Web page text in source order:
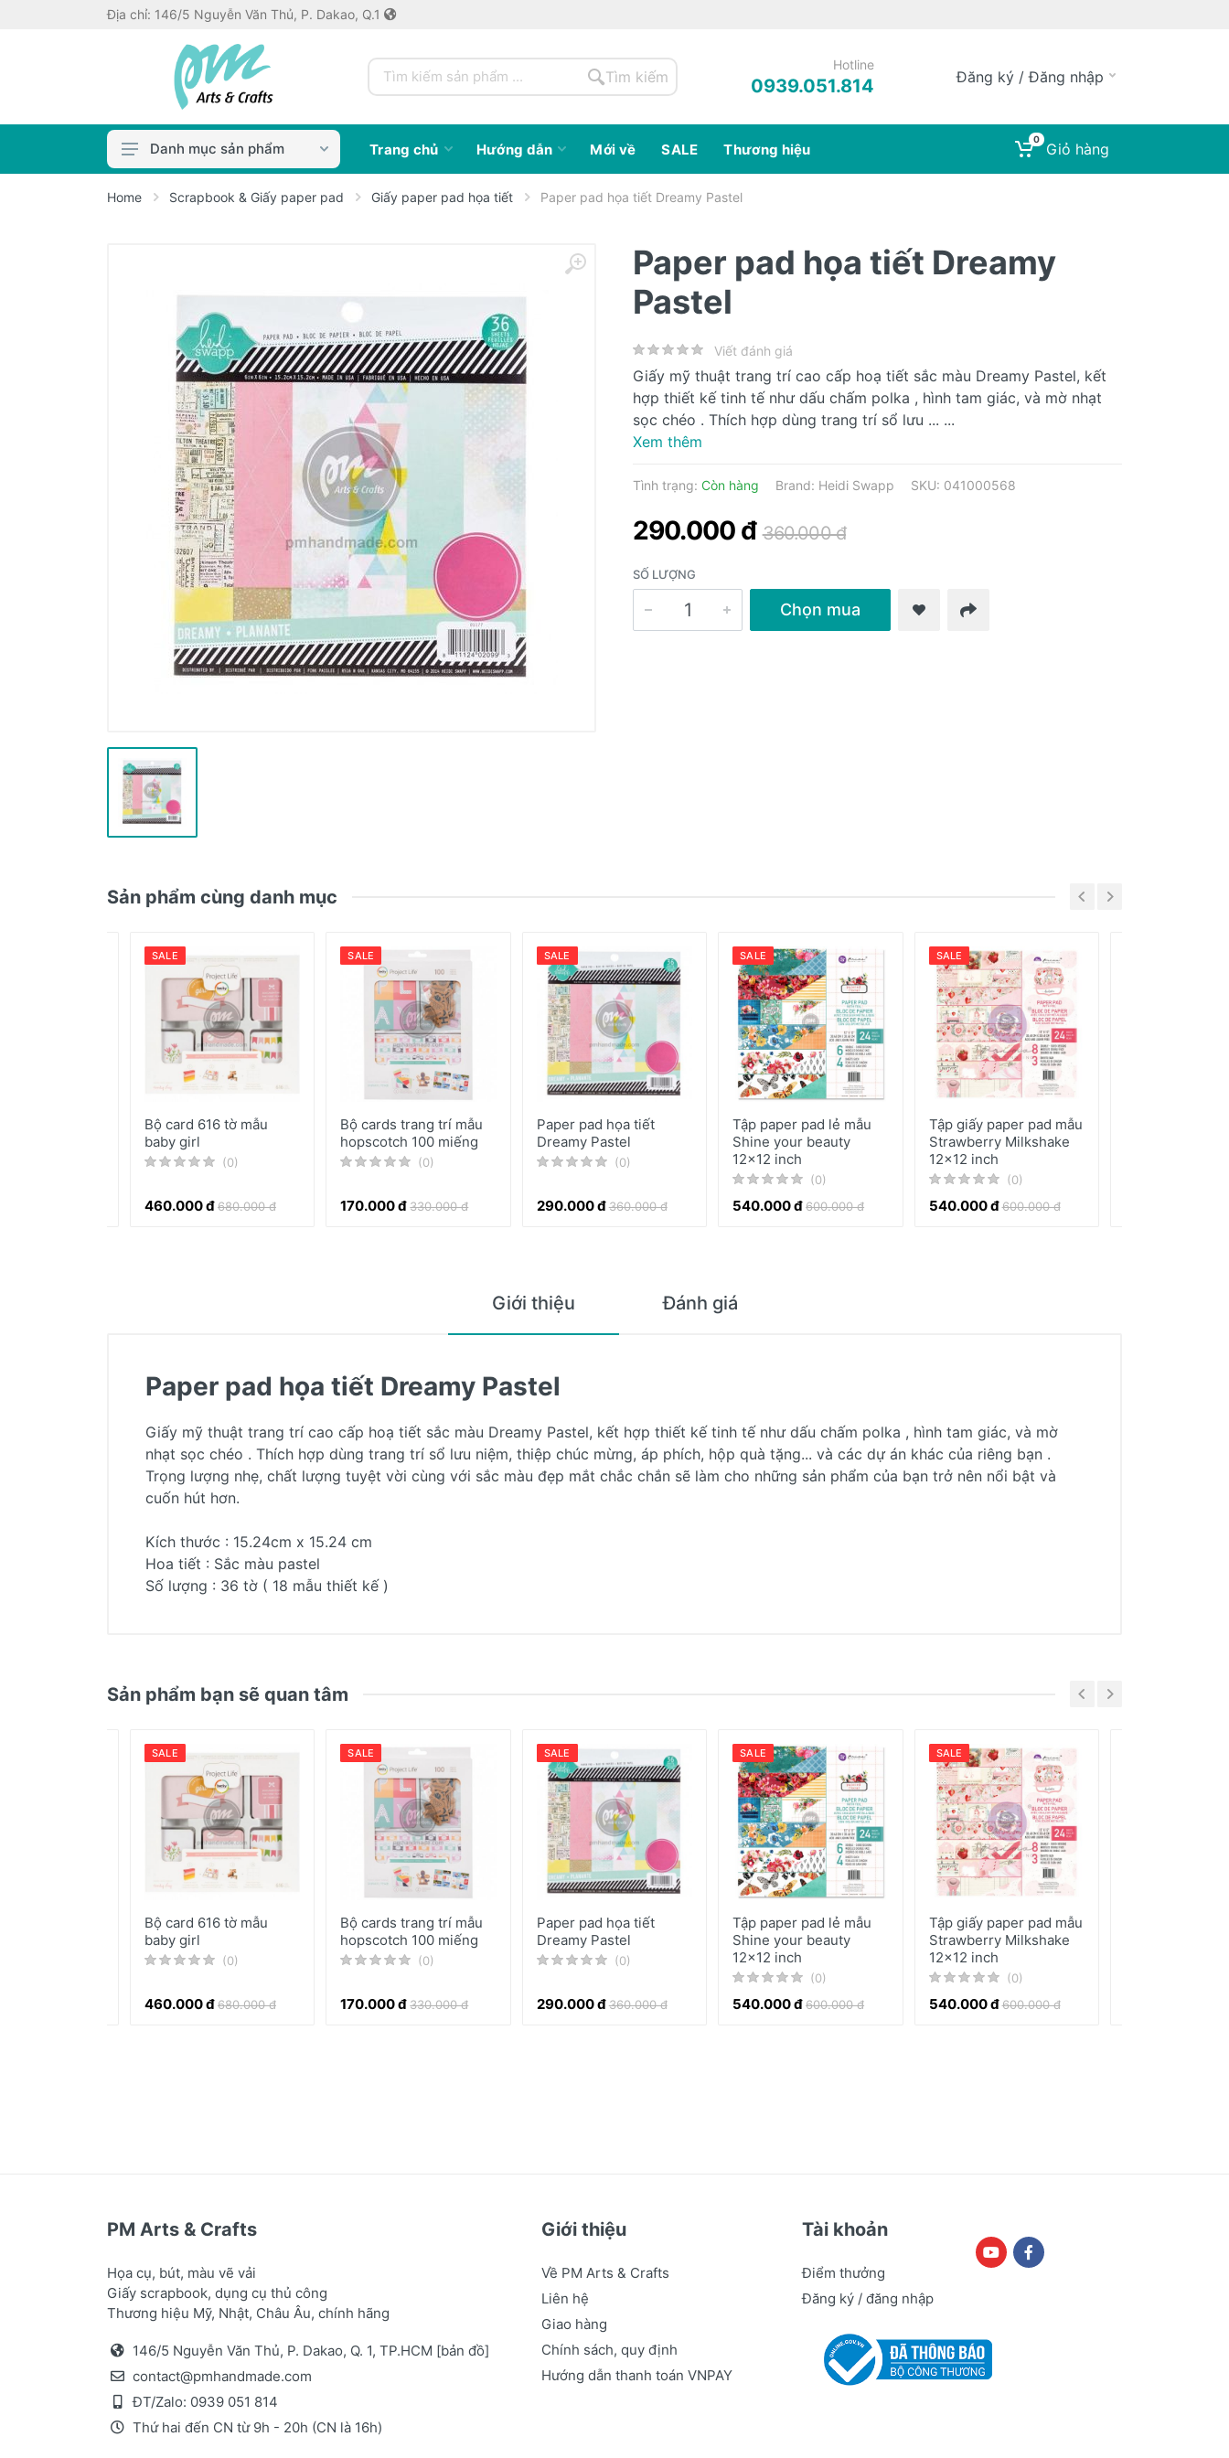
Địa chỉ: 146/5 Nguyễn Văn Thủ, P. Dakao, Q.1
Tìm kiếm
Hotline
0939.051.814 Đăng ký / Đăng nhập
Màu & Dung Môi
Keo dán, Keo in ảnh
Máy bế / Khuôn
Sổ/Giấy Vẽ
Thiệp/Quà tặng
Scrapbook & Giấy paper pad
Danh mục sản phẩm Trang chủ Hướng dẫn Mới về SALE Thương hiệu
0
Giỏ hàng
Home Scrapbook & Giấy paper pad Giấy paper pad họa tiết Paper pad họa tiết Dreamy Pastel
Paper pad họa tiết Dreamy
Pastel
Viết đánh giá
Giấy mỹ thuật trang trí cao cấp hoạ tiết sắc màu Dreamy Pastel, kết
hợp thiết kế tinh tế như dấu chấm polka , hình tam giác, và mờ nhạt
sọc chéo . Thích hợp dùng trang trí sổ lưu ... ...
Xem thêm
Tình trạng: Còn hàng Brand: Heidi Swapp SKU: 041000568
290.000 đ 360.000 đ
SỐ LƯỢNG
Chọn mua
Sản phẩm cùng danh mục
SALE
Bộ card 616 tờ mẫu
baby girl
(0)
460.000 đ680.000 đ
SALE
Bộ cards trang trí mẫu
hopscotch 100 miếng
(0)
170.000 đ 330.000 đ
SALE
Paper pad họa tiết
Dreamy Pastel
(0)
290.000 đ 360.000 đ
SALE
Tập paper pad lẻ mẫu
Shine your beauty
12x12 inch
(0)
540.000 đ600.000 đ
SALE
Tập giấy paper pad mẫu
Strawberry Milkshake
12x12 inch
(0)
540.000 đ600.000 đ
Giới thiệu Đánh giá
Paper pad họa tiết Dreamy Pastel
Giấy mỹ thuật trang trí cao cấp hoạ tiết sắc màu Dreamy Pastel, kết hợp thiết kế tinh tế như dấu chấm polka , hình tam giác, và mờ
nhạt sọc chéo . Thích hợp dùng trang trí sổ lưu niệm, thiệp chúc mừng, áp phích, hộp quà tặng... và các dự án khác của riêng bạn .
Trọng lượng nhẹ, chất lượng tuyệt vời cùng với sắc màu đẹp mắt chắc chắn sẽ làm cho những sản phẩm của bạn trở nên nổi bật và
cuốn hút hơn.
Kích thước : 15.24cm x 15.24 cm
Hoa tiết : Sắc màu pastel
Số lượng : 36 tờ ( 18 mẫu thiết kế )
Chưa có bài đánh giá nào
Sản phẩm bạn sẽ quan tâm
SALE
Bộ card 616 tờ mẫu
baby girl
(0)
460.000 đ680.000 đ
SALE
Bộ cards trang trí mẫu
hopscotch 100 miếng
(0)
170.000 đ 330.000 đ
SALE
Paper pad họa tiết
Dreamy Pastel
(0)
290.000 đ 360.000 đ
SALE
Tập paper pad lẻ mẫu
Shine your beauty
12x12 inch
(0)
540.000 đ600.000 đ
SALE
Tập giấy paper pad mẫu
Strawberry Milkshake
12x12 inch
(0)
540.000 đ600.000 đ
PM Arts & Crafts
Họa cụ, bút, màu vẽ vải
Giấy scrapbook, dụng cụ thủ công
Thương hiệu Mỹ, Nhật, Châu Âu, chính hãng
146/5 Nguyễn Văn Thủ, P. Dakao, Q. 1, TP.HCM [bản đồ]
contact@pmhandmade.com
ĐT/Zalo: 0939 051 814
Thứ hai đến CN từ 9h - 20h (CN là 16h)
Giới thiệu
Về PM Arts & Crafts
Liên hệ
Giao hàng
Chính sách, quy định
Hướng dẫn thanh toán VNPAY
Tài khoản
Điểm thưởng
Đăng ký / đăng nhập